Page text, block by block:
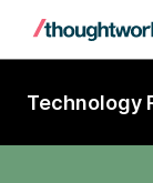
Technology